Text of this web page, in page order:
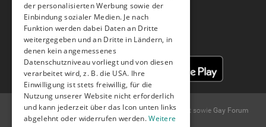
Facebook
© 2004 -2026Gay.de Schwule Kontakte und Gay Chatsowie Gay Forum
undGay Kontaktanzeigen.
der personalisierten Werbung sowie der
Einbindung sozialer Medien. Je nach
Funktion werden dabei Daten an Dritte
weitergegeben und an Dritte in Ländern, in
denen kein angemessenes
Datenschutzniveau vorliegt und von diesen
verarbeitet wird, z. B. die USA. Ihre
Einwilligung ist stets freiwillig, für die
Nutzung unserer Website nicht erforderlich
und kann jederzeit über das Icon unten links
abgelehnt oder widerrufen werden.Weitere